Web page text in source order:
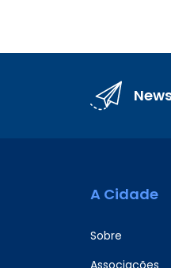
A Cidade
Sobre
Associações